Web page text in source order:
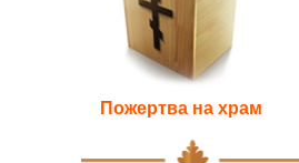
Пожертва на храм